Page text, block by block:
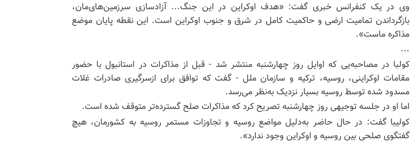
وی در یک کنفرانس خبری گفت: «هدف اوکراین در این جنگ... آزادسازی سرزمین‌های‌مان،
بازگرداندن تمامیت ارضی و حاکمیت کامل در شرق و جنوب اوکراین است. این نقطه پایان موضع
مذاکره ماست».
...
کولبا در مصاحبه‌یی که اوایل روز چهارشنبه منتشر شد - قبل از مذاکرات در استانبول با حضور
مقامات اوکراینی، روسیه، ترکیه و سازمان ملل - گفت که توافق برای ازسرگیری صادرات غلات
مسدود شده توسط روسیه بسیار نزدیک به‌نظر می‌رسد.
اما او در جلسه توجیهی روز چهارشنبه تصریح کرد که مذاکرات صلح گسترده‌تر متوقف شده است.
کولیبا گفت: در حال حاضر به‌دلیل مواضع روسیه و تجاوزات مستمر روسیه به کشورمان، هیچ
گفتگوی صلحی بین روسیه و اوکراین وجود ندارد».